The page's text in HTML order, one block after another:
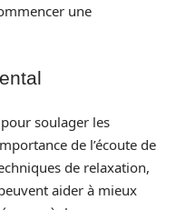
une
soulager les
de l’écoute de
de relaxation,
aider à mieux